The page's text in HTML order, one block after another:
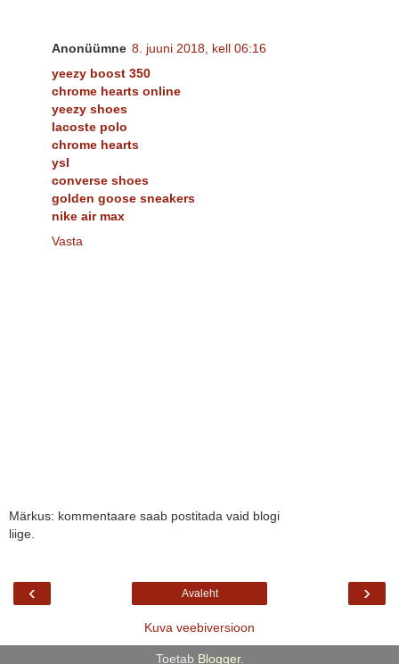
Anonüümne 8. juuni 2018, kell 06:16
yeezy boost 350
chrome hearts online
yeezy shoes
lacoste polo
chrome hearts
ysl
converse shoes
golden goose sneakers
nike air max
Vasta
Märkus: kommentaare saab postitada vaid blogi
liige.
‹ ›
Avaleht
Kuva veebiversioon
Toetab Blogger.